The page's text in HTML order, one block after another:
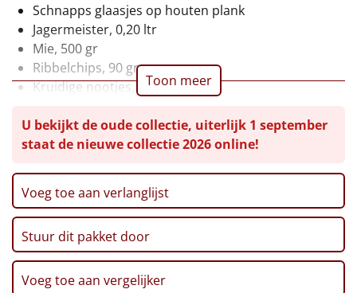
Vrouwen
Duurzaam
Leuke
Goedkope
Uniek
Alle thema's
Artikel
Hitster NIEUW
Schnapps glaasjes op houten plank
Jagermeister, 0,20 ltr
Mie, 500 gr
Ribbelchips, 90 gr
Kruidige nootjes, 100 gr
Cocktailworstjes, 120 gr
Verpakt in een feestelijke geschenkdoos
Toon meer
U bekijkt de oude collectie, uiterlijk 1 september
staat de nieuwe collectie 2026 online!
Voeg toe aan verlanglijst
Stuur dit pakket door
Voeg toe aan vergelijker